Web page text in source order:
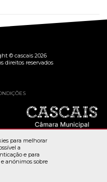
© cascais 2026
direitos reservados
para melhorar
a
e para
anónimos sobre